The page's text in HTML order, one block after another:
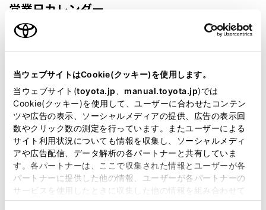
当ウェブサイトはCookie(クッキー)を使用します。
当ウェブサイト(toyota.jp manual.toyota.jp)では
Cookie(クッキー)を使用して、ユーザーに合わせたコンテン
ツや広告の表示、ソーシャルメディアの提供、広告の表示回
数やクリック数の測定を行っています。またユーザーによる
サイト利用状況についても情報を収集し、ソーシャルメディ
アや広告配信、データ解析の各パートナーと共有していま
す。各パートナーは、ここで収集された情報とユーザーが各
パートナーに提供した他の情報、ユーザーが各パートナーの
サービスを使用したときに収集した他の情報を組み合わせて
使用することがあります。当ウェブサイトの使用を続行する
営業日カレンダー